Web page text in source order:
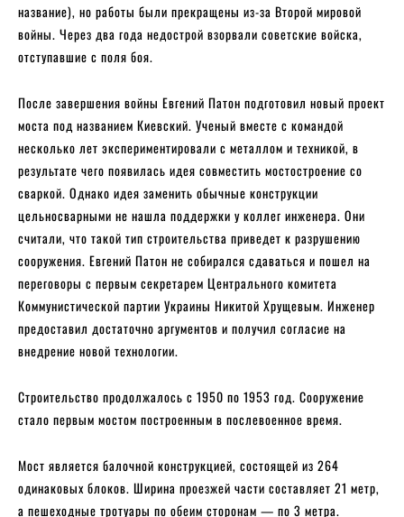
название), но работы были прекращены из-за Второй мировой
войны. Через два года недострой взорвали советские войска,
отступавшие с поля боя.
После завершения войны Евгений Патон подготовил новый проект
моста под названием Киевский. Ученый вместе с командой
несколько лет экспериментировали с металлом и техникой, в
результате чего появилась идея совместить мостостроение со
сваркой. Однако идея заменить обычные конструкции
цельносварными не нашла поддержки у коллег инженера. Они
считали, что такой тип строительства приведет к разрушению
сооружения. Евгений Патон не собирался сдаваться и пошел на
переговоры с первым секретарем Центрального комитета
Коммунистической партии Украины Никитой Хрущевым. Инженер
предоставил достаточно аргументов и получил согласие на
внедрение новой технологии.
Строительство продолжалось с 1950 по 1953 год. Сооружение
стало первым мостом построенным в послевоенное время.
Мост является балочной конструкцией, состоящей из 264
одинаковых блоков. Ширина проезжей части составляет 21 метр,
а пешеходные тротуары по обеим сторонам — по 3 метра.